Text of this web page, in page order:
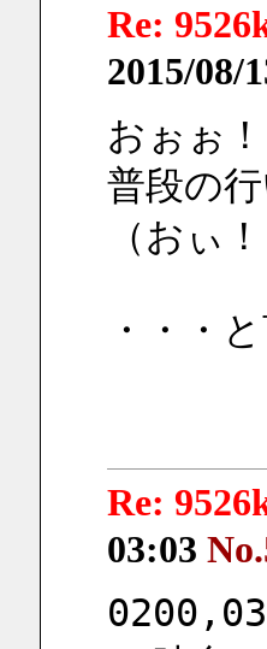
Re:
2015/08/
おぉぉ
普段の
（おぃ！
・・・
Re:
03:03